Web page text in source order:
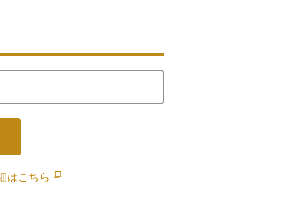
はこちら 別のウィンドウで開きます。